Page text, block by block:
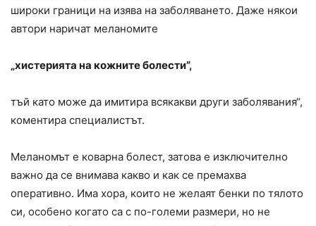
широки граници на изява на заболяването. Даже някои
автори наричат меланомите
„хистерията на кожните болести”,
тъй като може да имитира всякакви други заболявания“,
коментира специалистът.
Меланомът е коварна болест, затова е изключително
важно да се внимава какво и как се премахва
оперативно. Има хора, които не желаят бенки по тялото
си, особено когато са с по-големи размери, но не